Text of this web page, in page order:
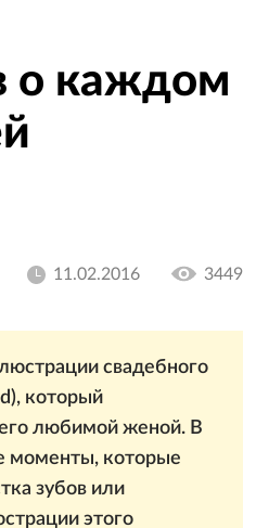
о каждом
11.02.2016 3449
свадебного
который
любимой женой. В
моменты, которые
зубов или
этого